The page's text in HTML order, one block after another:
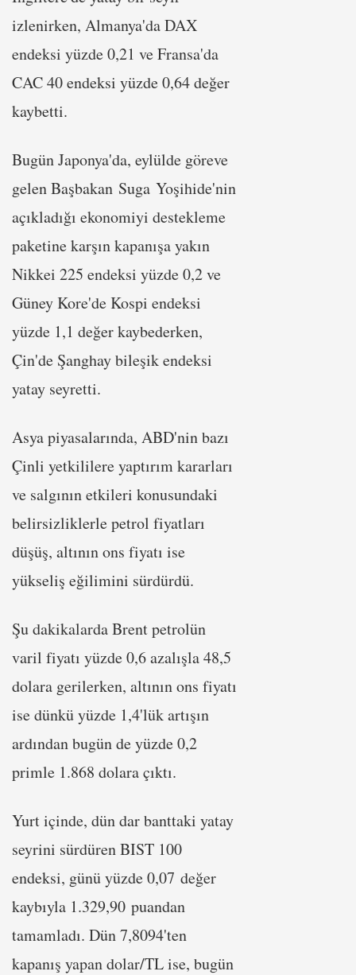
izlenirken, Almanya'da DAX
endeksi yüzde 0,21 ve Fransa'da
CAC 40 endeksi yüzde 0,64 değer
kaybetti.
Bugün Japonya'da, eylülde göreve
gelen Başbakan Suga Yoşihide'nin
açıkladığı ekonomiyi destekleme
paketine karşın kapanışa yakın
Nikkei 225 endeksi yüzde 0,2 ve
Güney Kore'de Kospi endeksi
yüzde 1,1 değer kaybederken,
Çin'de Şanghay bileşik endeksi
yatay seyretti.
Asya piyasalarında, ABD'nin bazı
Çinli yetkililere yaptırım kararları
ve salgının etkileri konusundaki
belirsizliklerle petrol fiyatları
düşüş, altının ons fiyatı ise
yükseliş eğilimini sürdürdü.
Şu dakikalarda Brent petrolün
varil fiyatı yüzde 0,6 azalışla 48,5
dolara gerilerken, altının ons fiyatı
ise dünkü yüzde 1,4'lük artışın
ardından bugün de yüzde 0,2
primle 1.868 dolara çıktı.
Yurt içinde, dün dar banttaki yatay
seyrini sürdüren BIST 100
endeksi, günü yüzde 0,07 değer
kaybıyla 1.329,90 puandan
tamamladı. Dün 7,8094'ten
kapanış yapan dolar/TL ise, bugün